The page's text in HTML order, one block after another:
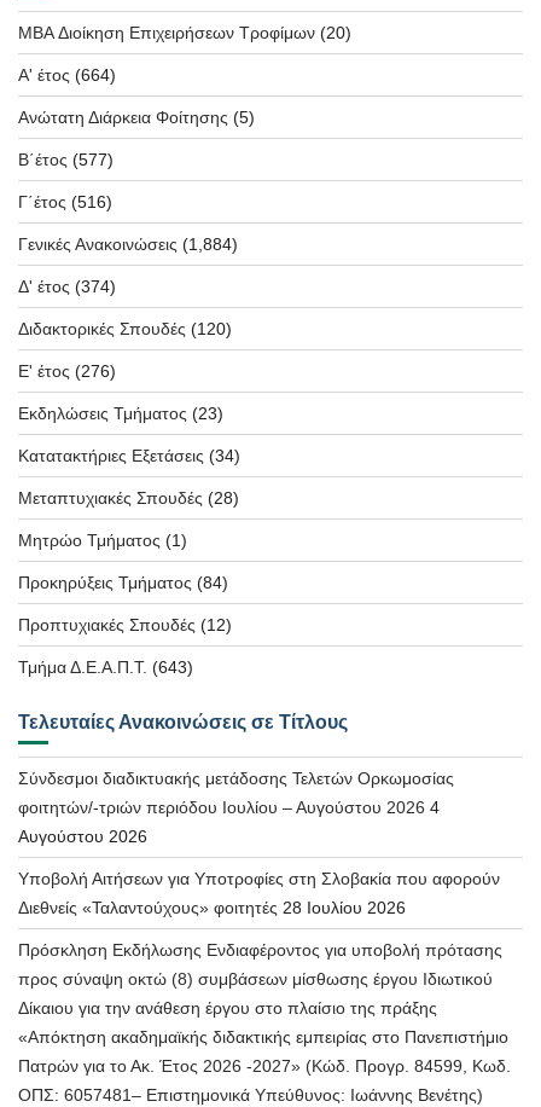
MBA Διοίκηση Επιχειρήσεων Τροφίμων (20)
Α' έτος (664)
Ανώτατη Διάρκεια Φοίτησης (5)
Β΄έτος (577)
Γ΄έτος (516)
Γενικές Ανακοινώσεις (1,884)
Δ' έτος (374)
Διδακτορικές Σπουδές (120)
Ε' έτος (276)
Εκδηλώσεις Τμήματος (23)
Κατατακτήριες Εξετάσεις (34)
Μεταπτυχιακές Σπουδές (28)
Μητρώο Τμήματος (1)
Προκηρύξεις Τμήματος (84)
Προπτυχιακές Σπουδές (12)
Τμήμα Δ.Ε.Α.Π.Τ. (643)
Τελευταίες Ανακοινώσεις σε Τίτλους
Σύνδεσμοι διαδικτυακής μετάδοσης Τελετών Ορκωμοσίας
φοιτητών/-τριών περιόδου Ιουλίου – Αυγούστου 2026 4
Αυγούστου 2026
Υποβολή Αιτήσεων για Υποτροφίες στη Σλοβακία που αφορούν
Διεθνείς «Ταλαντούχους» φοιτητές 28 Ιουλίου 2026
Πρόσκληση Εκδήλωσης Ενδιαφέροντος για υποβολή πρότασης
προς σύναψη οκτώ (8) συμβάσεων μίσθωσης έργου Ιδιωτικού
Δίκαιου για την ανάθεση έργου στο πλαίσιο της πράξης
«Απόκτηση ακαδημαϊκής διδακτικής εμπειρίας στο Πανεπιστήμιο
Πατρών για το Ακ. Έτος 2026 -2027» (Κώδ. Προγρ. 84599, Κωδ.
ΟΠΣ: 6057481– Επιστημονικά Υπεύθυνος: Ιωάννης Βενέτης)